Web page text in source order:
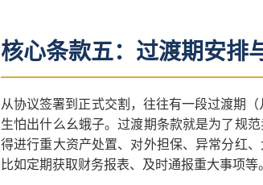
核心条款五：过渡期安
从协议签署到正式交割，往往有一段过渡期
生怕出什么幺蛾子。过渡期条款就是为了规
得进行重大资产处置、对外担保、异常分红
比如定期获取财务报表、及时通报重大事项等。